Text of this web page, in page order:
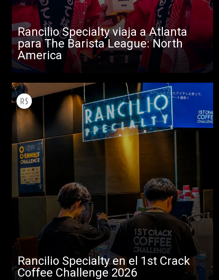
Rancilio Specialty viaja a Atlanta
para The Barista League: North
America
Rancilio Specialty en el 1st Crack
Coffee Challenge 2026
Todos
Productos
Noticias
Descargar
Más